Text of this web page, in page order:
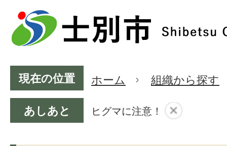
現在の位置 ホーム 組織から探す
あしあと ヒグマに注意！